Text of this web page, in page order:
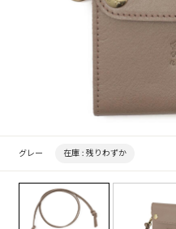
グレー 在庫 : 残りわずか